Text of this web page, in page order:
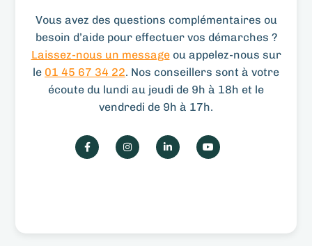
Vous avez des questions complémentaires ou
besoin d’aide pour effectuer vos démarches ?
Laissez-nous un messageou appelez-nous sur
le 01 45 67 34 22. Nos conseillers sont à votre
écoute du lundi au jeudi de 9h à 18h et le
vendredi de 9h à 17h.